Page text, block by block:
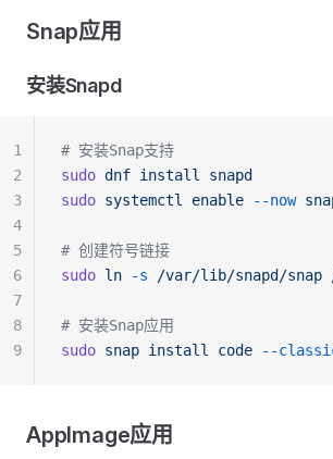
Snap应用
安装Snapd
# 安装Snap支持
sudo dnf install
snapd
sudo systemctl enable --now
# 创建符号链接
sudo ln -s /var/lib/snapd/snap
# 安装Snap应用
sudo snap install code --
1
2
3
4
5
6
7
8
9
AppImage应用